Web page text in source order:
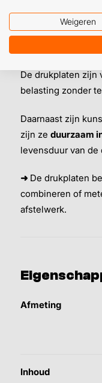
Sterk
De drukplaten zijn
belasting zonder
Daarnaast zijn
zijn ze duurzaam
levensduur van de
➜ De drukplaten
combineren of
afstelwerk.
Afmeting
Inhoud
Weigeren